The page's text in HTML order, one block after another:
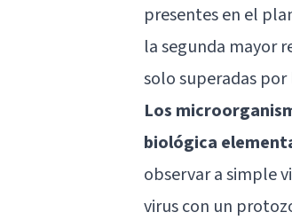
presentes en el
la segunda mayor
solo superadas
Los
biológica
observar a simple
virus con un